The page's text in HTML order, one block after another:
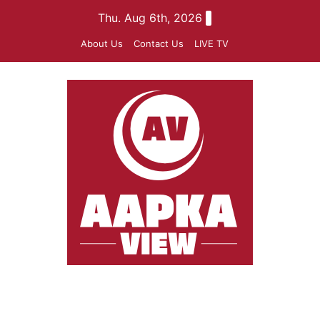
Thu. Aug 6th, 2026
About Us Contact Us LIVE TV